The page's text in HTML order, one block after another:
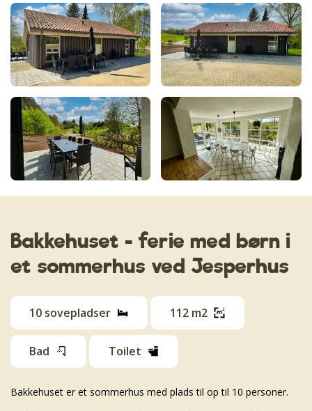
Bakkehuset - ferie med børn i
et sommerhus ved Jesperhus
10 sovepladser 112 m2
Bad Toilet
Bakkehuset er et sommerhus med plads til op til 10 personer.